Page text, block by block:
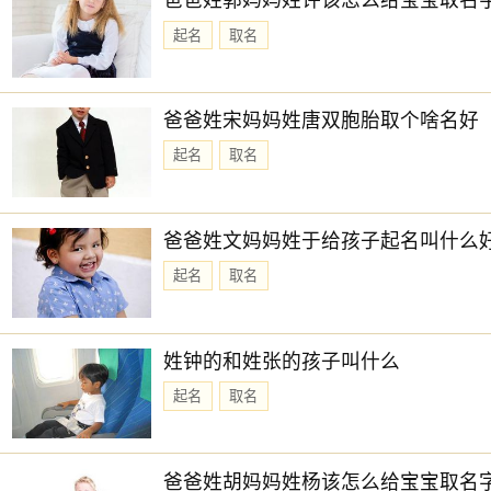
起名 取名
爸爸姓宋妈妈姓唐双胞胎取个啥名好
起名 取名
爸爸姓文妈妈姓于给孩子起名叫什么
起名 取名
姓钟的和姓张的孩子叫什么
起名 取名
爸爸姓胡妈妈姓杨该怎么给宝宝取名